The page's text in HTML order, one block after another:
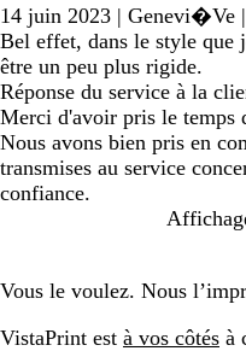
14 juin 2023 | Genevi�Ve |
Bel effet, dans le style que
être un peu plus rigide.
Réponse du service à la
Merci d'avoir pris le temps
Nous avons bien pris en
transmises au service
confiance.
Vous le voulez. Nous
VistaPrint est à vos côtés à